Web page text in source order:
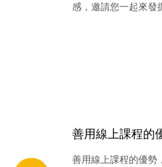
感，邀請您一起來發
善用線上課程的
善用線上課程的優勢